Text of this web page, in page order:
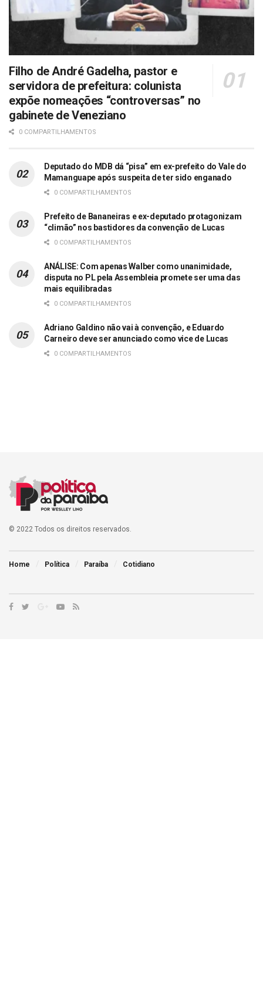
Filho de André Gadelha, pastor e
servidora de prefeitura: colunista
expõe nomeações “controversas” no
gabinete de Veneziano
0 COMPARTILHAMENTOS
Deputado do MDB dá “pisa” em ex-prefeito do Vale do
Mamanguape após suspeita de ter sido enganado
0 COMPARTILHAMENTOS
Prefeito de Bananeiras e ex-deputado protagonizam
“climão” nos bastidores da convenção de Lucas
0 COMPARTILHAMENTOS
ANÁLISE: Com apenas Walber como unanimidade,
disputa no PL pela Assembleia promete ser uma das
mais equilibradas
0 COMPARTILHAMENTOS
Adriano Galdino não vai à convenção, e Eduardo
Carneiro deve ser anunciado como vice de Lucas
0 COMPARTILHAMENTOS
© 2022 Todos os direitos reservados.
Home Política Paraíba Cotidiano